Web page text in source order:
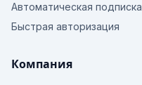
Автоматическая подписка
Быстрая авторизация
Компания